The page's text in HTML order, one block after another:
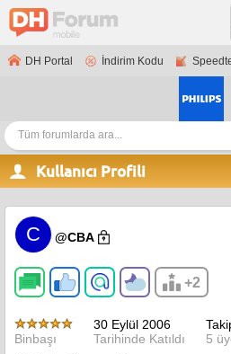
DH Portal İndirim Kodu
Kullanıcı Profili
C @CBA
+2
Binbaşı
30 Eylül 2006
Tarihinde Katıldı
5